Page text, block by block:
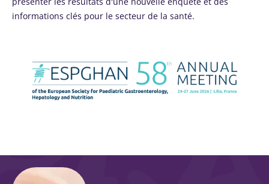
informations clés pour le secteur de la santé.